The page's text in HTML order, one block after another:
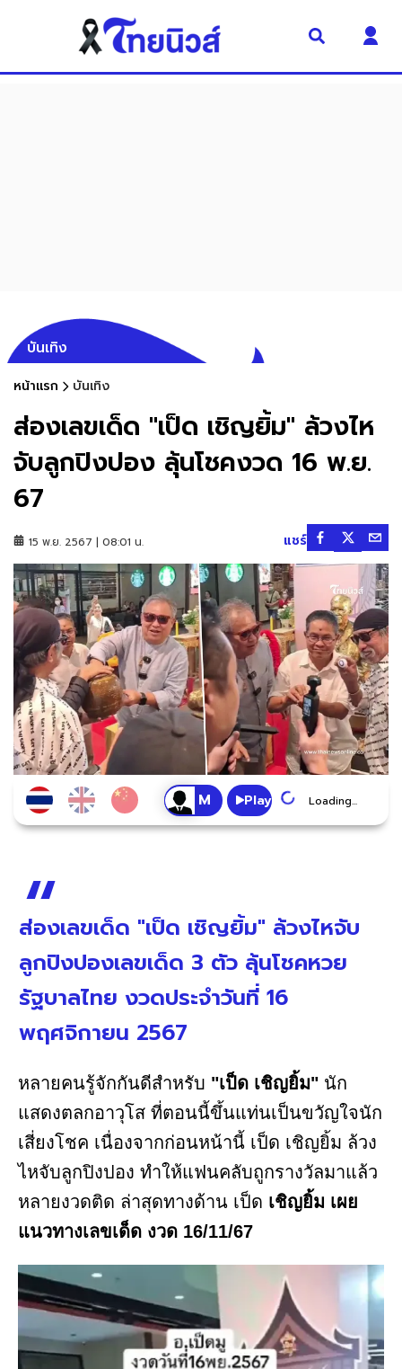
บันเทิง
หน้าแรก บันเทิง
ส่องเลขเด็ด "เป็ด เชิญยิ้ม" ล้วงไห
จับลูกปิงปอง ลุ้นโชคงวด 16 พ.ย.
67
15 พ.ย. 2567 | 08:01 น. แชร์
Play Loading...
ส่องเลขเด็ด "เป็ด เชิญยิ้ม" ล้วงไหจับ
ลูกปิงปองเลขเด็ด 3 ตัว ลุ้นโชคหวย
รัฐบาลไทย งวดประจำวันที่ 16
พฤศจิกายน 2567
หลายคนรู้จักกันดีสำหรับ "เป็ด เชิญยิ้ม" นัก
แสดงตลกอาวุโส ที่ตอนนี้ขึ้นแท่นเป็นขวัญใจนัก
เสี่ยงโชค เนื่องจากก่อนหน้านี้ เป็ด เชิญยิ้ม ล้วง
ไหจับลูกปิงปอง ทำให้แฟนคลับถูกรางวัลมาแล้ว
หลายงวดติด ล่าสุดทางด้าน เป็ด เชิญยิ้ม เผย
แนวทางเลขเด็ด งวด 16/11/67